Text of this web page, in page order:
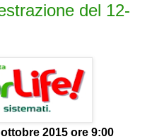
del 12-
2015 ore 9:00